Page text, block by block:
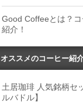
Good Coffeeとは？
紹介！
オススメのコーヒー紹
土居珈琲 人気銘柄セ
ルバドル】